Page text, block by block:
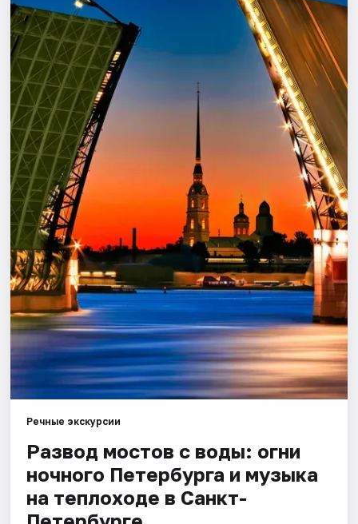
Экскурсии
Спорт
События
Города
Площадки
Артисты
Рейтинги
Речные экскурсии
Развод мостов с воды: огни
ночного Петербурга и музыка
на теплоходе в Санкт-